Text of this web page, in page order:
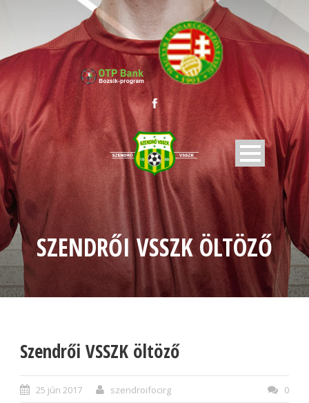
SZENDRŐI VSSZK ÖLTÖZŐ
Szendrői VSSZK öltöző
25 jún 2017 szendroifocirg 0